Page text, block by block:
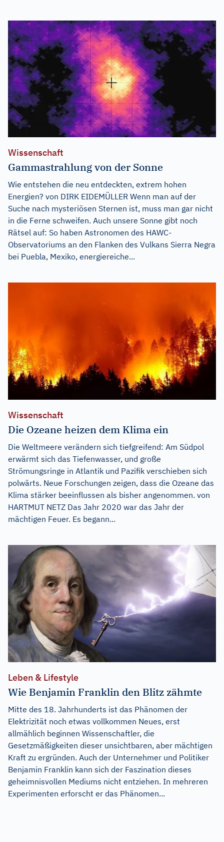
Wissenschaft
Gammastrahlung von der Sonne
Wie entstehen die neu entdeckten, extrem hohen
Energien? von DIRK EIDEMÜLLER Wenn man auf der
Suche nach mysteriösen Sternen ist, muss man gar nicht
in die Ferne schweifen. Auch unsere Sonne gibt noch
Rätsel auf: So haben Astronomen des HAWC-
Observatoriums an den Flanken des Vulkans Sierra Negra
bei Puebla, Mexiko, energiereiche...
Wissenschaft
Die Ozeane heizen dem Klima ein
Die Weltmeere verändern sich tiefgreifend: Am Südpol
erwärmt sich das Tiefenwasser, und große
Strömungsringe in Atlantik und Pazifik verschieben sich
polwärts. Neue Forschungen zeigen, dass die Ozeane das
Klima stärker beeinflussen als bisher angenommen. von
HARTMUT NETZ Das Jahr 2020 war das Jahr der
mächtigen Feuer. Es begann...
Leben & Lifestyle
Wie Benjamin Franklin den Blitz zähmte
Mitte des 18. Jahrhunderts ist das Phänomen der
Elektrizität noch etwas vollkommen Neues, erst
allmählich beginnen Wissenschaftler, die
Gesetzmäßigkeiten dieser unsichtbaren, aber mächtigen
Kraft zu ergründen. Auch der Unternehmer und Politiker
Benjamin Franklin kann sich der Faszination dieses
geheimnisvollen Mediums nicht entziehen. In mehreren
Experimenten erforscht er das Phänomen...